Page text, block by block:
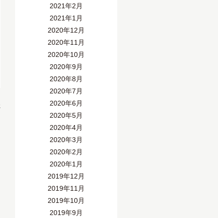
2021年2月
2021年1月
2020年12月
2020年11月
2020年10月
2020年9月
2020年8月
2020年7月
2020年6月
2020年5月
2020年4月
2020年3月
2020年2月
2020年1月
2019年12月
2019年11月
2019年10月
2019年9月